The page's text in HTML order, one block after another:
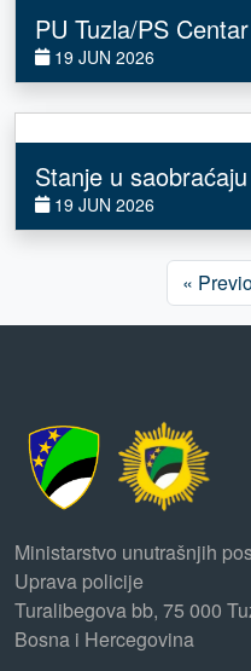
PU Tuzla/PS
19 JUN 2026
Stanje u
19 JUN 2026
«
Ministarstvo unutrašnjih
Uprava policije
Turalibegova bb, 75 000
Bosna i Hercegovina